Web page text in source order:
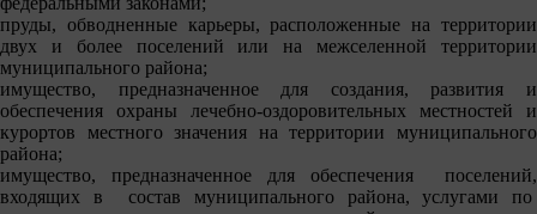
пруды, обводненные карьеры, расположенные на территории
двух и более поселений или на межселенной территории
муниципального района;
имущество, предназначенное для создания, развития и
обеспечения охраны лечебно-оздоровительных местностей и
курортов местного значения на территории муниципального
района;
имущество, предназначенное для обеспечения поселений,
входящих в состав муниципального района, услугами по